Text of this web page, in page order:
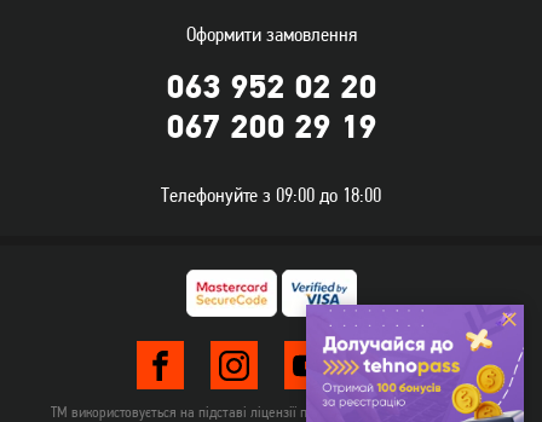
Оформити замовлення
063 952 02 20
067 200 29 19
Телефонуйте з 09:00 до 18:00
ТМ використовується на підставі ліцензії правовласника TehnomarketLTD